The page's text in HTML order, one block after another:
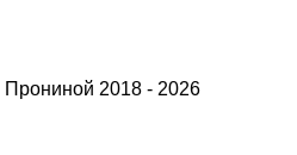
2018 - 2026